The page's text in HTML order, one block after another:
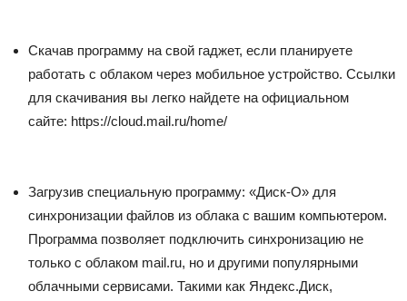
Скачав программу на свой гаджет, если планируете
работать с облаком через мобильное устройство. Ссылки
для скачивания вы легко найдете на официальном
сайте: https://cloud.mail.ru/home/
Загрузив специальную программу: «Диск-О» для
синхронизации файлов из облака с вашим компьютером.
Программа позволяет подключить синхронизацию не
только с облаком mail.ru, но и другими популярными
облачными сервисами. Такими как Яндекс.Диск,